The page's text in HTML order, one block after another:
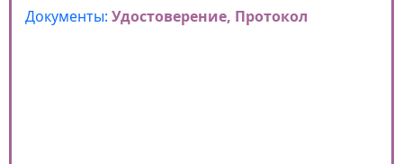
Документы: Удостоверение, Протокол